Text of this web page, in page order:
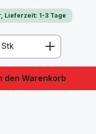
Lieferzeit: 1-3 Tage
Gib den
Stk
den Warenkorb